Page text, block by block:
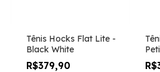
Tênis Hocks Flat Lite -
Black White
R$379,90